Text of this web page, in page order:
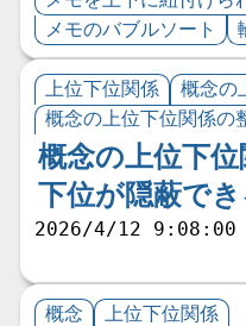
メモのバブルソート
上位下位関係 概念の
概念の上位下位関係の
概念の上位下位
下位が隠蔽でき
2026/4/12 9:08:00
概念 上位下位関係